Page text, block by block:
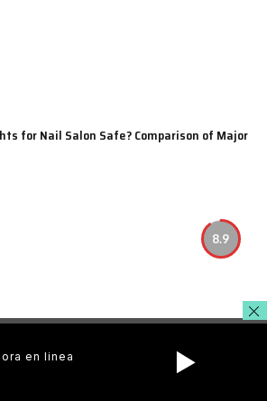
for Nail Salon Safe? Comparison of Major
8.9
en linea